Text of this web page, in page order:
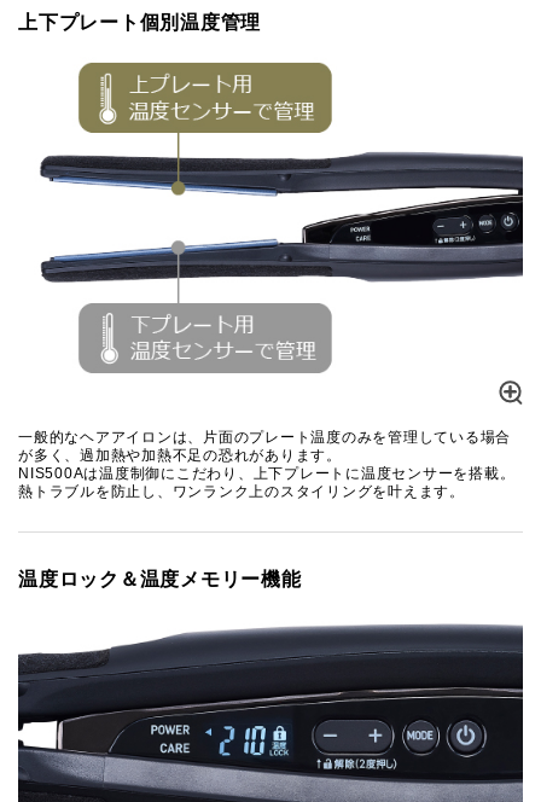
上下プレート個別温度管理
一般的なヘアアイロンは、片面のプレート温度のみを管理している場合
が多く、過加熱や加熱不足の恐れがあります。
NIS500Aは温度制御にこだわり、上下プレートに温度センサーを搭載。
熱トラブルを防止し、ワンランク上のスタイリングを叶えます。
温度ロック＆温度メモリー機能